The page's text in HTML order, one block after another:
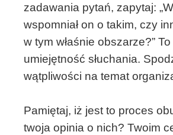
zadawania pytań, zapytaj:
wspomniał on o takim, czy
w tym właśnie obszarze?”
umiejętność słuchania.
wątpliwości na temat
Pamiętaj, iż jest to proces
twoja opinia o nich? Twoim